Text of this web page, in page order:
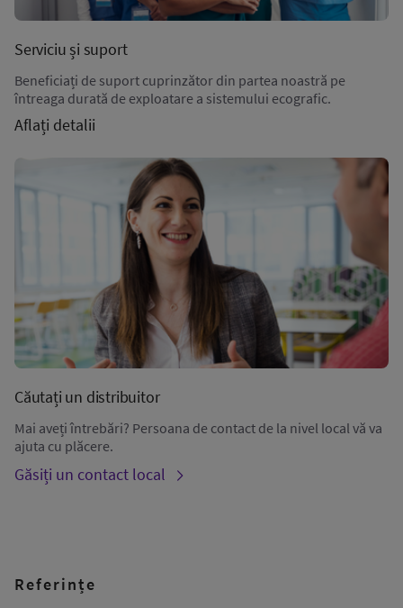
Serviciu și suport
Beneficiați de suport cuprinzător din partea noastră pe
întreaga durată de exploatare a sistemului ecografic.
Aflați detalii
Căutați un distribuitor
Mai aveți întrebări? Persoana de contact de la nivel local vă va
ajuta cu plăcere.
Găsiți un contact local
Referințe